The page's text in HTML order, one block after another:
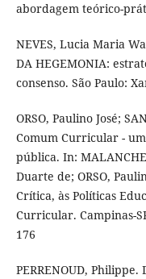
abordagem teórico-
NEVES, Lucia Maria
DA HEGEMONIA:
consenso. São Paulo:
ORSO, Paulino José;
Comum Curricular -
pública. In:
Duarte de; ORSO,
Crítica, às Políticas
Curricular. Campinas-
176
PERRENOUD,